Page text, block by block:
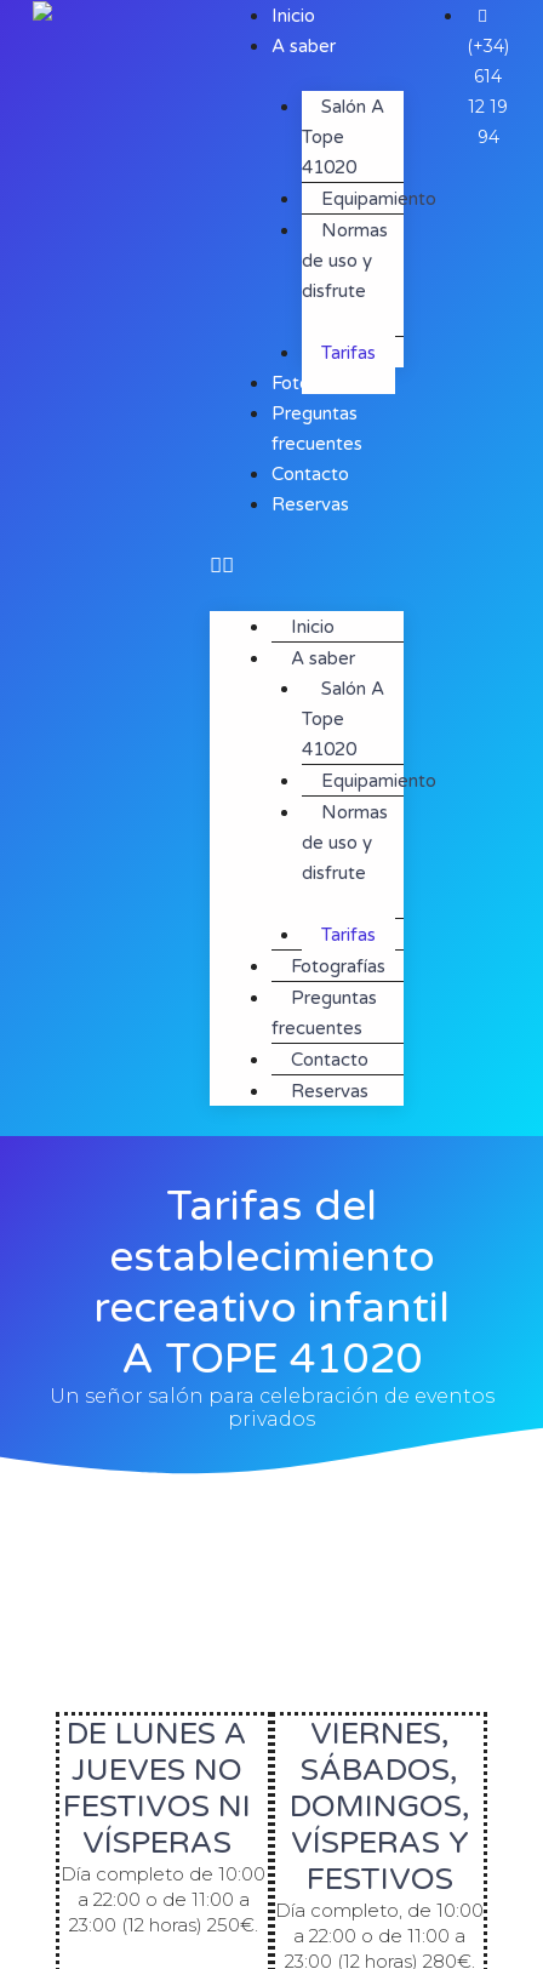
Inicio
A saber
Salón A
Tope
41020
Equipamiento
Normas
de uso y
disfrute
Tarifas
Fotografías
Preguntas
frecuentes
Contacto
Reservas
Inicio
A saber
Salón A
Tope
41020
Equipamiento
Normas
de uso y
disfrute
Tarifas
Fotografías
Preguntas
frecuentes
Contacto
Reservas
(+34)
614
12 19
94
Tarifas del
establecimiento
recreativo infantil
A TOPE 41020
Un señor salón para celebración de eventos
privados
DE LUNES A
JUEVES NO
FESTIVOS NI
VÍSPERAS
Día completo de 10:00
a 22:00 o de 11:00 a
23:00 (12 horas) 250€.
VIERNES,
SÁBADOS,
DOMINGOS,
VÍSPERAS Y
FESTIVOS
Día completo, de 10:00
a 22:00 o de 11:00 a
23:00 (12 horas) 280€.